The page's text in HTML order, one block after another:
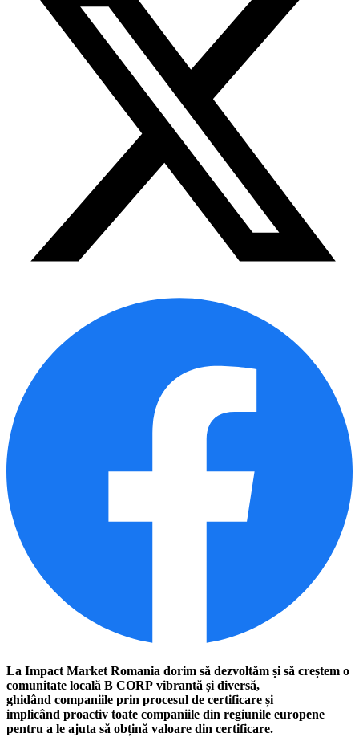
La Impact Market Romania dorim să dezvoltăm și să creștem o
comunitate locală B CORP vibrantă și diversă,
ghidând companiile prin procesul de certificare și
implicând proactiv toate companiile din regiunile europene
pentru a le ajuta să obțină valoare din certificare.